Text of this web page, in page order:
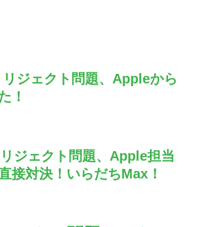
ジェクト問題、Appleから
！
ジェクト問題、Apple担当
接対決！いらだちMax！